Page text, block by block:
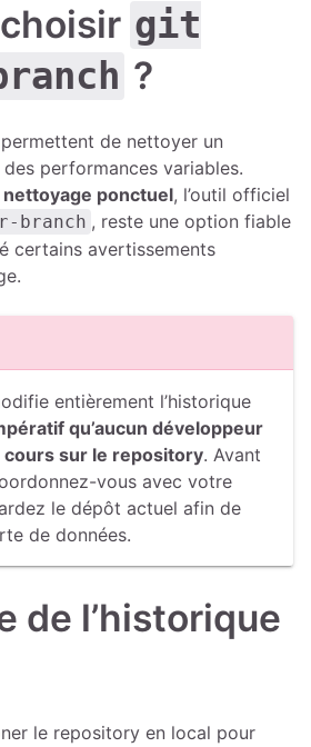
git
?
de nettoyer un
performances variables.
nettoyage ponctuel, l’outil officiel
, reste une option fiable
certains avertissements
entièrement l’historique
qu’aucun développeur
cours sur le repository. Avant
vous avec votre
le dépôt actuel afin de
de données.
de l’historique
le repository en local pour